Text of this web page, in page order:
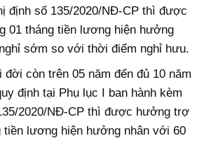
định số 135/2020/NĐ-CP thì được
01 tháng tiền lương hiện hưởng
sớm so với thời điểm nghỉ hưu.
còn trên 05 năm đến đủ 10 năm
định tại Phụ lục I ban hành kèm
2020/NĐ-CP thì được hưởng trợ
tiền lương hiện hưởng nhân với 60